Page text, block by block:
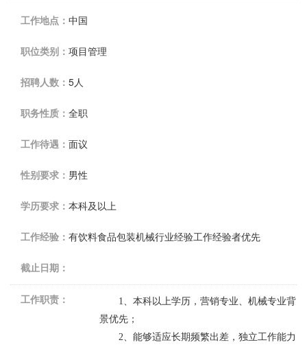
工作地点： 中国
职位类别： 项目管理
招聘人数： 5人
职务性质： 全职
工作待遇： 面议
性别要求： 男性
学历要求： 本科及以上
工作经验： 有饮料食品包装机械行业经验工作经验者优先
截止日期：
工作职责： 1、本科以上学历，营销专业、机械专业背
景优先；
2、能够适应长期频繁出差， 独立工作能力